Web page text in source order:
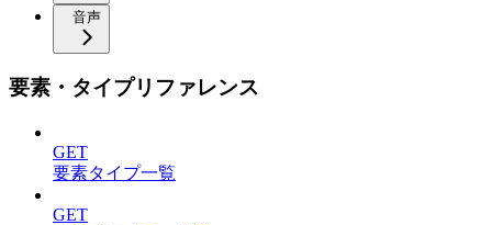
音声
要素・タイプリファレンス
GET
要素タイプ一覧
GET